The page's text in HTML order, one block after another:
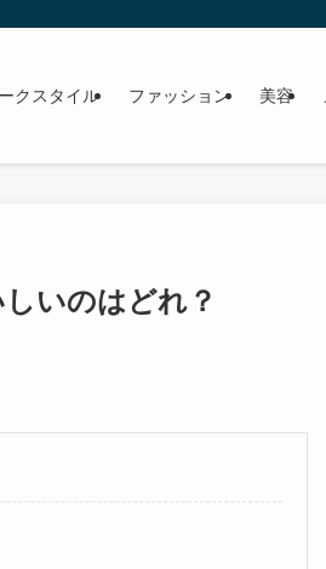
クスタイル ファッション 美容
いのはどれ？